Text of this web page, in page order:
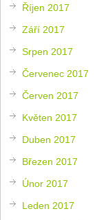
Říjen 2017
Září 2017
Srpen 2017
Červenec 2017
Červen 2017
Květen 2017
Duben 2017
Březen 2017
Únor 2017
Leden 2017